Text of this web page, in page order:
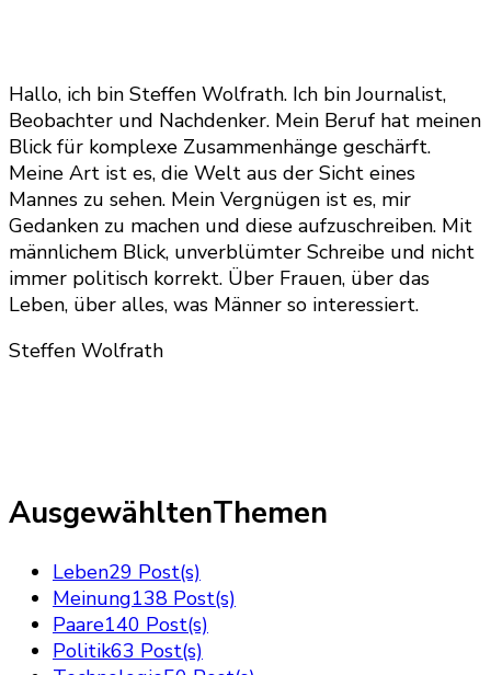
Hallo, ich bin Steffen Wolfrath. Ich bin Journalist,
Beobachter und Nachdenker. Mein Beruf hat meinen
Blick für komplexe Zusammenhänge geschärft.
Meine Art ist es, die Welt aus der Sicht eines
Mannes zu sehen. Mein Vergnügen ist es, mir
Gedanken zu machen und diese aufzuschreiben. Mit
männlichem Blick, unverblümter Schreibe und nicht
immer politisch korrekt. Über Frauen, über das
Leben, über alles, was Männer so interessiert.
Steffen Wolfrath
AusgewähltenThemen
Leben29 Post(s)
Meinung138 Post(s)
Paare140 Post(s)
Politik63 Post(s)